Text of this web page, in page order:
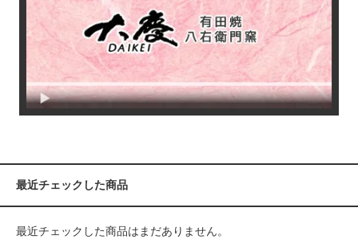
最近チェックした商品
最近チェックした商品はまだありません。